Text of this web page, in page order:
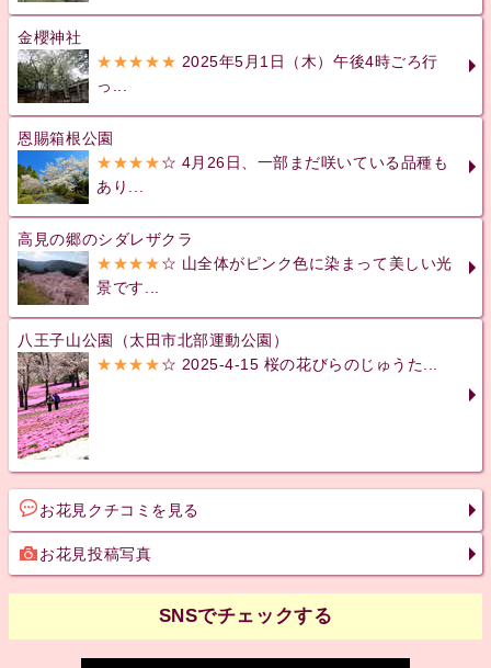
金櫻神社
★★★★★ 2025年5月1日（木）午後4時ごろ行
っ...
恩賜箱根公園
★★★★☆ 4月26日、一部まだ咲いている品種も
あり...
高見の郷のシダレザクラ
★★★★☆ 山全体がピンク色に染まって美しい光
景です...
八王子山公園（太田市北部運動公園）
★★★★☆ 2025-4-15 桜の花びらのじゅうた...
お花見クチコミを見る
お花見投稿写真
SNSでチェックする